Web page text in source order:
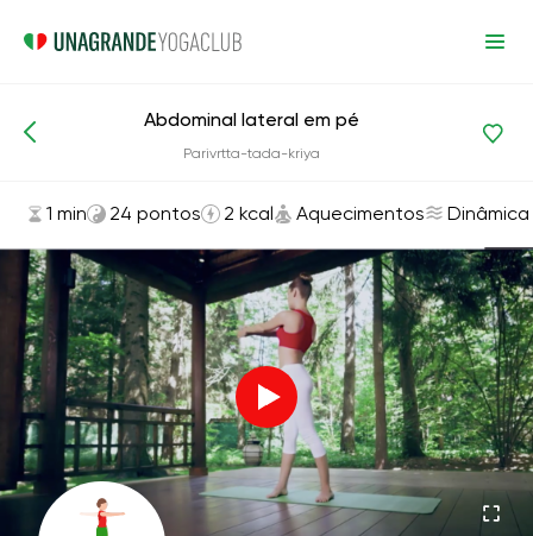
Asanas e exercícios Aquecimentos
Abdominal lateral em pé
Parivrtta-tada-kriya
1 min 24 pontos 2 kcal Aquecimentos Dinâmica